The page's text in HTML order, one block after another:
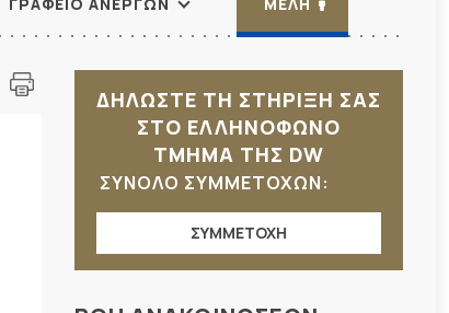
ΔΗΛΩΣΤΕ ΤΗ ΣΤΗΡΙΞΗ ΣΑΣ
ΣΤΟ ΕΛΛΗΝΟΦΩΝΟ
ΤΜΗΜΑ ΤΗΣ DW
ΣΥΝΟΛΟ ΣΥΜΜΕΤΟΧΩΝ:
ΣΥΜΜΕΤΟΧΗ